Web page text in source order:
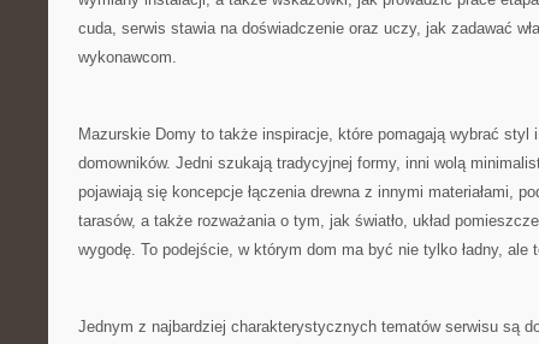
cuda, serwis stawia na doświadczenie oraz uczy, jak zadawać
wykonawcom.
Mazurskie Domy to także inspiracje, które pomagają wybrać styl
domowników. Jedni szukają tradycyjnej formy, inni wolą
pojawiają się koncepcje łączenia drewna z innymi materiałami,
tarasów, a także rozważania o tym, jak światło, układ
wygodę. To podejście, w którym dom ma być nie tylko ładny, ale
Jednym z najbardziej charakterystycznych tematów serwisu są